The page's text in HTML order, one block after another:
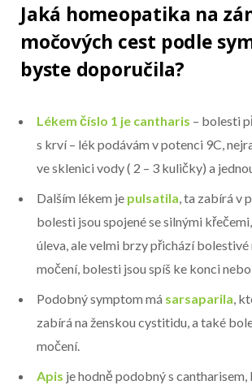
Jaká homeopatika na
močových cest podle
byste doporučila?
Lékem číslo 1 je cantharis – bolesti
s krví – lék podávám v potenci 9C,
ve sklenici vody ( 2 – 3 kuličky) a
Dalším lékem je pulsatila, ta zabírá v
bolesti jsou spojené se silnými
úleva, ale velmi brzy přichází bolestivé
močení, bolesti jsou spíš ke konci
Podobný symptom má sarsaparila,
zabírá na ženskou cystitidu, a také
močení.
Apis je hodně podobný s